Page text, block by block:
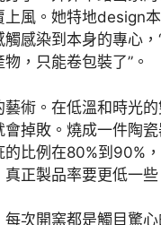
上風。她特地design
感染到本身的專心，
，只能卷包裝了”。
藝術。在低溫和時光
會掉敗。燒成一件陶
的比例在80%到90%
正製品率要更低一些
次開窯都是觸目驚心